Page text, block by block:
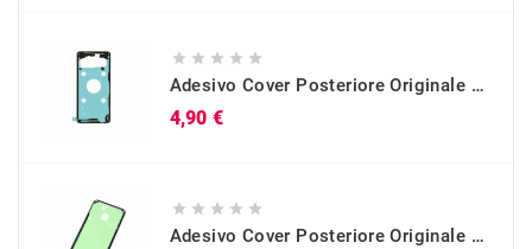
    
Adesivo Cover Posteriore Originale Galaxy S10 (SM-G973)
4,90 €
    
Adesivo Cover Posteriore Originale Galaxy A40 (SM-A405)